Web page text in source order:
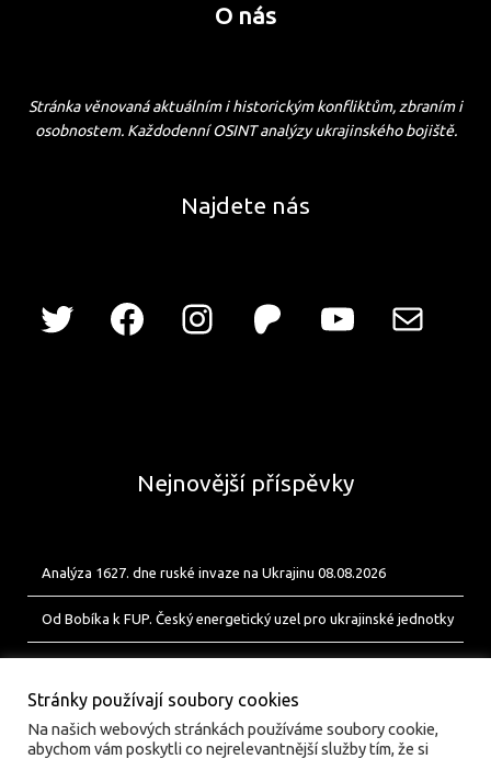
O nás
Stránka věnovaná aktuálním i historickým konfliktům, zbraním i
osobnostem. Každodenní OSINT analýzy ukrajinského bojiště.
Najdete nás
Nejnovější příspěvky
Analýza 1627. dne ruské invaze na Ukrajinu 08.08.2026
Od Bobíka k FUP. Český energetický uzel pro ukrajinské jednotky
Stránky používají soubory cookies
Na našich webových stránkách používáme soubory cookie,
abychom vám poskytli co nejrelevantnější služby tím, že si